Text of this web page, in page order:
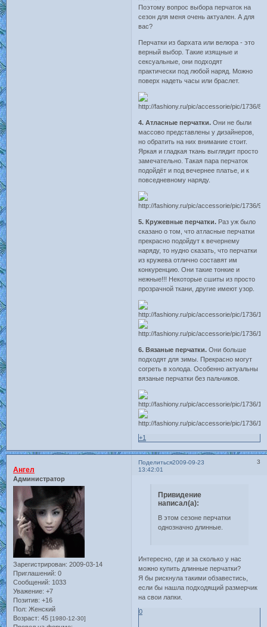
Поэтому вопрос выбора перчаток на
сезон для меня очень актуален. А для
вас?
Перчатки из бархата или велюра - это
верный выбор. Такие изящные и
сексуальные, они подходят
практически под любой наряд. Можно
поверх надеть часы или браслет.
4. Атласные перчатки.Они не были
массово представлены у дизайнеров,
но обратить на них внимание стоит.
Яркая и гладкая ткань выглядит просто
замечательно. Такая пара перчаток
подойдёт и под вечернее платье, и к
повседневному наряду.
5. Кружевные перчатки. Раз уж было
сказано о том, что атласные перчатки
прекрасно подойдут к вечернему
наряду, то нудно сказать, что перчатки
из кружева отлично составят им
конкуренцию. Они такие тонкие и
нежные!!! Некоторые сшиты из просто
прозрачной ткани, другие имеют узор.
6. Вязаные перчатки. Они больше
подходят для зимы. Прекрасно могут
согреть в холода. Особенно актуальны
вязаные перчатки без пальчиков.
+1
Поделиться 3
2009-09-23
13:42:01
Ангел
Администратор
Зарегистрирован: 2009-03-14
Приглашений: 0
Сообщений: 1033
Уважение: +7
Позитив: +16
Пол: Женский
Возраст: 45 [1980-12-30]
Привидение
написал(а):
В этом сезоне перчатки
однозначно длинные.
Интересно, где и за сколько у нас
можно купить длинные перчатки?
Я бы рискнула такими обзавестись,
если бы нашла подходящий размерчик
на свои лапки.
0